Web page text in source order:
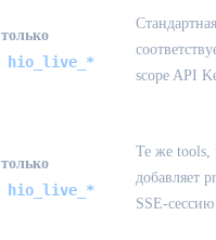
только
hio_live_*
scope API
только
hio_live_*
Те же tools,
добавляет
SSE-сессию